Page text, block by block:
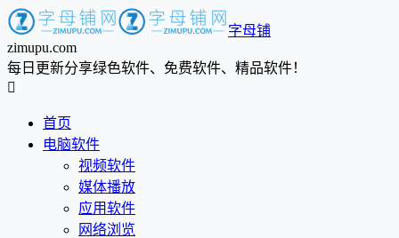
字母铺
zimupu.com
每日更新分享绿色软件、免费软件、精品软件！

首页
电脑软件
视频软件
媒体播放
应用软件
网络浏览